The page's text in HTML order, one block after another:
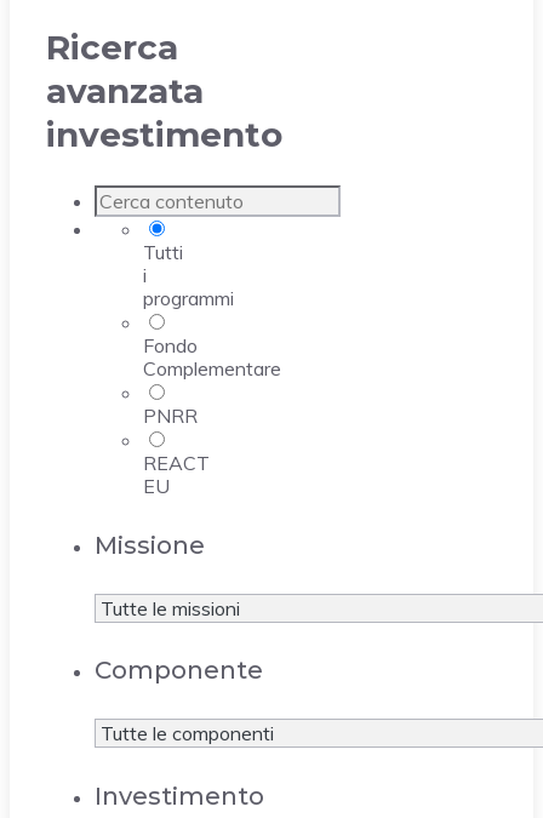
Ricerca
avanzata
investimento
Tutti
i
programmi
Fondo
Complementare
PNRR
REACT
EU
Missione
Componente
Investimento